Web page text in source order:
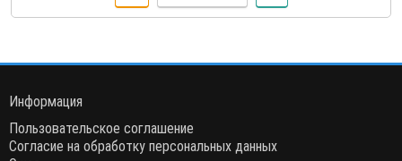
Информация
Пользовательское соглашение
Согласие на обработку персональных данных